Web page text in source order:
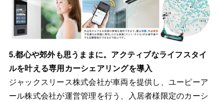
5.都心や郊外も思うままに。アクティブなライフスタイ
ルを叶える専用カーシェアリングを導入
ジャックスリース株式会社が車両を提供し、ユーピーア
ール株式会社が運営管理を行う、入居者様限定のカーシ